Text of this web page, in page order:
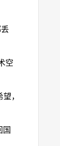
空
，
国